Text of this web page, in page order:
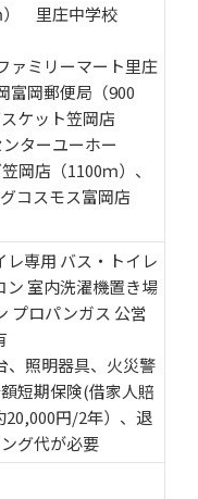
） 里庄中学校
ァミリーマート里庄
富岡郵便局（900
ケット笠岡店
ンターユーホー
岡店（1100ｍ）、
コスモス富岡店
レ専用 バス・トイレ
ン 室内洗濯機置き場
プロパンガス 公営
、照明器具、火災警
短期保険(借家人賠
円/2年）、退
グ代が必要